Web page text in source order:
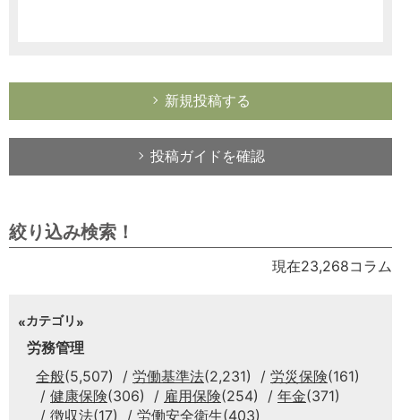
新規投稿する
投稿ガイドを確認
絞り込み検索！
現在23,268コラム
カテゴリ
労務管理
全般(5,507) 労働基準法(2,231) 労災保険(161)
健康保険(306) 雇用保険(254) 年金(371)
徴収法(17) 労働安全衛生(403)